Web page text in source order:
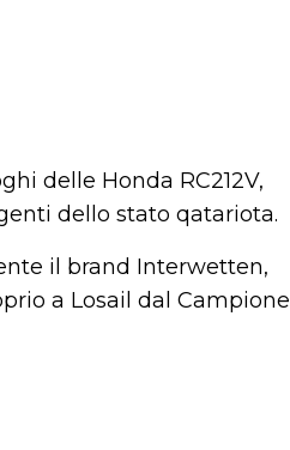
delle Honda RC212V,
dello stato qatariota.
il brand Interwetten,
a Losail dal Campione